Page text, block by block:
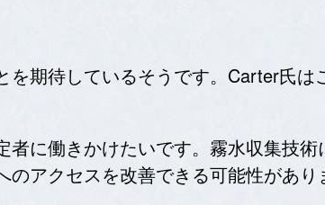
期待しているそうです。Carter氏は
者に働きかけたいです。霧水収集技
アクセスを改善できる可能性があり